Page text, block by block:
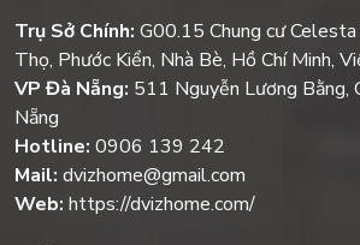
Trụ Sở Chính: G00.15 Chung cư
Thọ, Phước Kiển, Nhà Bè, Hồ Chí Minh,
VP Đà Nẵng: 511 Nguyễn Lương Bằng,
Nẵng
Hotline: 0906 139 242
Mail: dvizhome@gmail.com
Web: https://dvizhome.com/